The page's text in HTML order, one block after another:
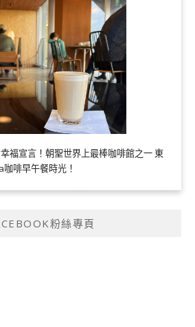
福宣言！朝聖世界上最棒咖啡館之一 東
啡早午餐時光！
粉絲專頁